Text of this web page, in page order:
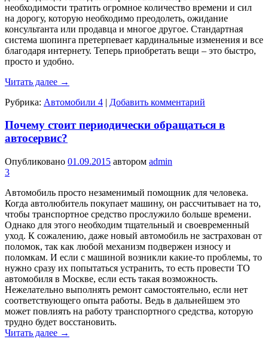
необходимости тратить огромное количество времени и сил
на дорогу, которую необходимо преодолеть, ожидание
консультанта или продавца и многое другое. Стандартная
система шопинга претерпевает кардинальные изменения и все
благодаря интернету. Теперь приобретать вещи – это быстро,
просто и удобно.
Читать далее →
Рубрика: Автомобили 4 | Добавить комментарий
Почему стоит периодически обращаться в
автосервис?
Опубликовано 01.09.2015 автором admin
3
Автомобиль просто незаменимый помощник для человека.
Когда автолюбитель покупает машину, он рассчитывает на то,
чтобы транспортное средство прослужило больше времени.
Однако для этого необходим тщательный и своевременный
уход. К сожалению, даже новый автомобиль не застрахован от
поломок, так как любой механизм подвержен износу и
поломкам. И если с машиной возникли какие-то проблемы, то
нужно сразу их попытаться устранить, то есть провести ТО
автомобиля в Москве, если есть такая возможность.
Нежелательно выполнять ремонт самостоятельно, если нет
соответствующего опыта работы. Ведь в дальнейшем это
может повлиять на работу транспортного средства, которую
трудно будет восстановить.
Читать далее →